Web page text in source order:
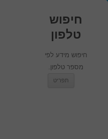
חיפוש
טלפון
חיפוש מידע לפי
מספר טלפון.
תפריט